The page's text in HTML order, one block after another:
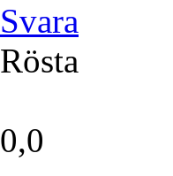
Svara
Rösta
0,0